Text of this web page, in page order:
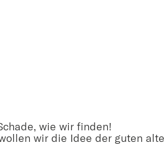
wie wir finden!
wir die Idee der guten